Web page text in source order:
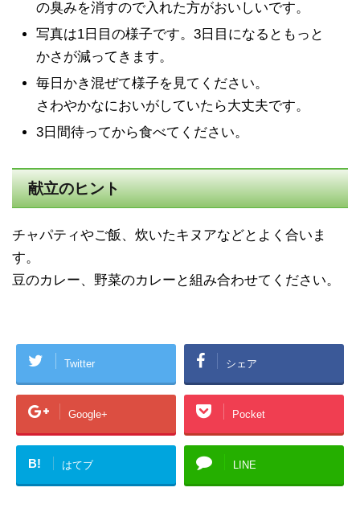
の臭みを消すので入れた方がおいしいです。
写真は1日目の様子です。3日目になるともっと
かさが減ってきます。
毎日かき混ぜて様子を見てください。
さわやかなにおいがしていたら大丈夫です。
3日間待ってから食べてください。
献立のヒント
チャパティやご飯、炊いたキヌアなどとよく合いま
す。
豆のカレー、野菜のカレーと組み合わせてください。
Twitter シェア
Google+ Pocket
B! はてブ LINE